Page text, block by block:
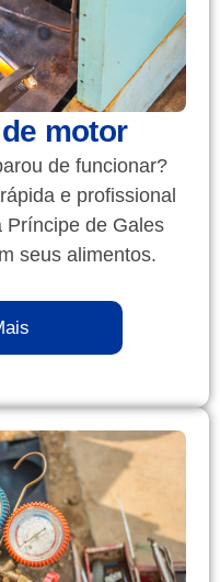
motor
de funcionar?
e profissional
Príncipe de Gales
seus alimentos.